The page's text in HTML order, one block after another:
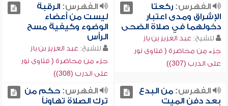
الفهرس:ركعتا
الإشراق ومدى اعتبار
دخولهما في صلاة الضحى
للشيخ: عبد العزيز بن باز
جزء من محاضرة ( فتاوى نور
على الدرب (307))
الفهرس:الرقبة
ليست من أعضاء
الوضوء وكيفية مسح
الرأس
للشيخ: عبد العزيز بن باز
جزء من محاضرة ( فتاوى نور
على الدرب (308))
الفهرس:من البدع
بعد دفن الميت
الفهرس:حكم من
ترك الصلاة تهاوناً